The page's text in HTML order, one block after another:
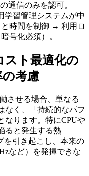
通信のみを認可。
学習管理システムが中
時間を制御 → 利用ロ
号化必須）。
スト最適化の
の考慮
させる場合、単なる
なく、「持続的なパフ
なります。特にCPUや
ると発生する熱
を引き起こし、本来の
など）を発揮できな